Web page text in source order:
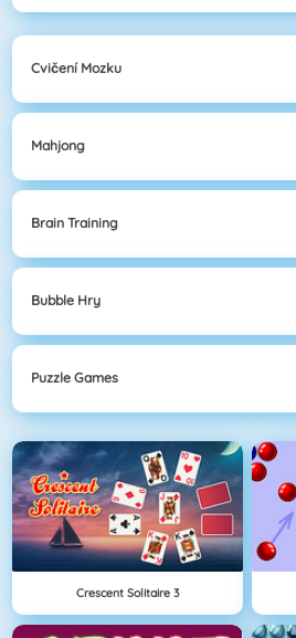
Cvičení Mozku
Mahjong
Brain Training
Bubble Hry
Puzzle Games
Crescent Solitaire 3